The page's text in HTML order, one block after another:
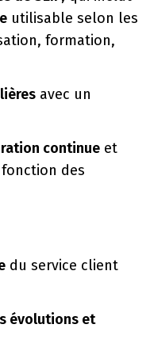
utilisable selon les
formation,
avec un
continue et
des
du service client
évolutions et